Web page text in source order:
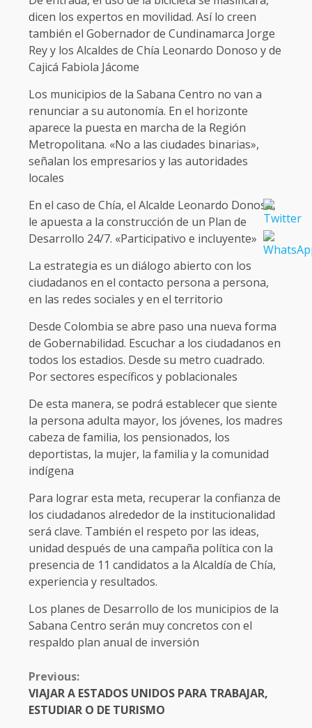
dicen los expertos en movilidad. Así lo creen
también el Gobernador de Cundinamarca Jorge
Rey y los Alcaldes de Chía Leonardo Donoso y de
Cajicá Fabiola Jácome
Los municipios de la Sabana Centro no van a
renunciar a su autonomía. En el horizonte
aparece la puesta en marcha de la Región
Metropolitana. «No a las ciudades binarias»,
señalan los empresarios y las autoridades
locales
En el caso de Chía, el Alcalde Leonardo Donoso,
le apuesta a la construcción de un Plan de
Desarrollo 24/7. «Participativo e incluyente»
La estrategia es un diálogo abierto con los
ciudadanos en el contacto persona a persona,
en las redes sociales y en el territorio
Desde Colombia se abre paso una nueva forma
de Gobernabilidad. Escuchar a los ciudadanos en
todos los estadios. Desde su metro cuadrado.
Por sectores específicos y poblacionales
De esta manera, se podrá establecer que siente
la persona adulta mayor, los jóvenes, los madres
cabeza de familia, los pensionados, los
deportistas, la mujer, la familia y la comunidad
indígena
Para lograr esta meta, recuperar la confianza de
los ciudadanos alrededor de la institucionalidad
será clave. También el respeto por las ideas,
unidad después de una campaña política con la
presencia de 11 candidatos a la Alcaldía de Chía,
experiencia y resultados.
Los planes de Desarrollo de los municipios de la
Sabana Centro serán muy concretos con el
respaldo plan anual de inversión
CONTINUE
READING
Previous:
VIAJAR A ESTADOS UNIDOS PARA TRABAJAR,
ESTUDIAR O DE TURISMO